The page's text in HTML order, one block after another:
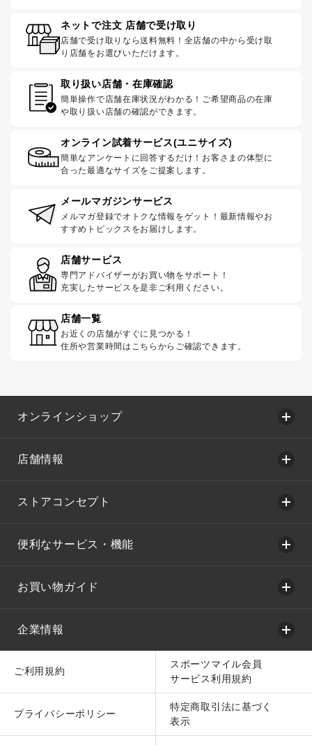
ネットで注文 店舗で受け取り
店舗で受け取りなら送料無料！全店舗の中から受け取
り店舗をお選びいただけます。
取り扱い店舗・在庫確認
簡単操作で店舗在庫状況がわかる！ご希望商品の在庫
や取り扱い店舗の確認ができます。
オンライン試着サービス(ユニサイズ)
簡単なアンケートに回答するだけ！お客さまの体型に
合った最適なサイズをご提案します。
メールマガジンサービス
メルマガ登録でオトクな情報をゲット！最新情報やお
すすめトピックスをお届けします。
店舗サービス
専門アドバイザーがお買い物をサポート！
充実したサービスを是非ご利用ください。
店舗一覧
お近くの店舗がすぐに見つかる！
住所や営業時間はこちらからご確認できます。
オンラインショップ
店舗情報
ストアコンセプト
便利なサービス・機能
お買い物ガイド
企業情報
ご利用規約
スポーツマイル会員
サービス利用規約
プライバシーポリシー
特定商取引法に基づく
表示